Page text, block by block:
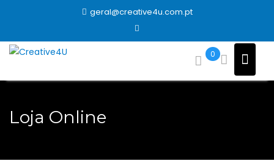
geral@creative4u.com.pt
0
Loja Online